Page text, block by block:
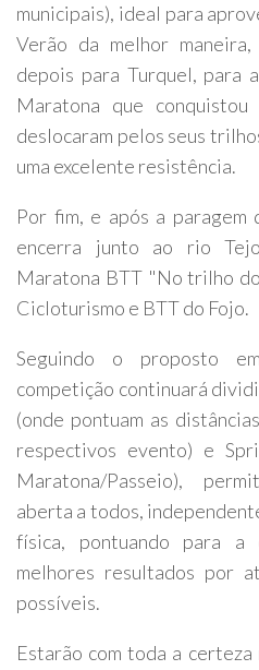
municipais), ideal para
Verão da melhor maneira,
depois para Turquel, para
Maratona que
deslocaram pelos seus
uma excelente resistência.
Por fim, e após a paragem
encerra junto ao rio
Maratona BTT "No trilho
Cicloturismo e BTT do Fojo.
Seguindo o proposto
competição continuará
(onde pontuam as
respectivos evento) e
Maratona/Passeio),
aberta a todos,
física, pontuando para a
melhores resultados por
possíveis.
Estarão com toda a